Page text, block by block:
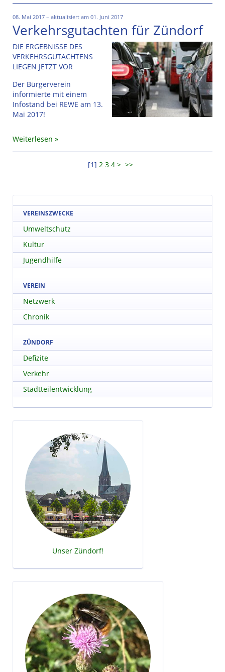
08. Mai 2017 – aktualisiert am 01. Juni 2017
Verkehrsgutachten für Zündorf
DIE ERGEBNISSE DES
VERKEHRSGUTACHTENS
LIEGEN JETZT VOR
Der Bürgerverein
informierte mit einem
Infostand bei REWE am 13.
Mai 2017!
Weiterlesen
[1] 2 3 4 > >>
VEREINSZWECKE
Umweltschutz
Kultur
Jugendhilfe
VEREIN
Netzwerk
Chronik
ZÜNDORF
Defizite
Verkehr
Stadtteilentwicklung
Unser Zündorf!